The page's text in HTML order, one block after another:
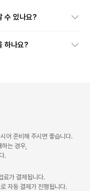
수 있나요?
하나요?
어 준비해 주시면 좋습니다.
는 경우,
.
료가 결제됩니다.
자동 결제가 진행됩니다.